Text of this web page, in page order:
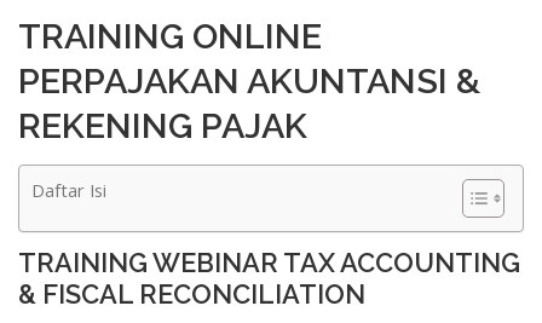
TRAINING ONLINE
PERPAJAKAN AKUNTANSI &
REKENING PAJAK
Daftar Isi
TRAINING WEBINAR TAX ACCOUNTING
& FISCAL RECONCILIATION